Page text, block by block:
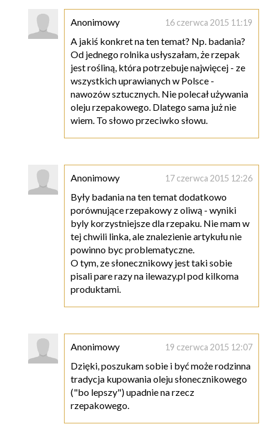
Anonimowy 16 czerwca 2015 11:19
A jakiś konkret na ten temat? Np. badania?
Od jednego rolnika usłyszałam, że rzepak
jest rośliną, która potrzebuje najwięcej - ze
wszystkich uprawianych w Polsce -
nawozów sztucznych. Nie polecał używania
oleju rzepakowego. Dlatego sama już nie
wiem. To słowo przeciwko słowu.
Anonimowy 17 czerwca 2015 12:26
Były badania na ten temat dodatkowo
porównujące rzepakowy z oliwą - wyniki
byly korzystniejsze dla rzepaku. Nie mam w
tej chwili linka, ale znalezienie artykułu nie
powinno byc problematyczne.
O tym, ze słonecznikowy jest taki sobie
pisali pare razy na ilewazy.pl pod kilkoma
produktami.
Anonimowy 19 czerwca 2015 12:07
Dzięki, poszukam sobie i być może rodzinna
tradycja kupowania oleju słonecznikowego
("bo lepszy") upadnie na rzecz
rzepakowego.